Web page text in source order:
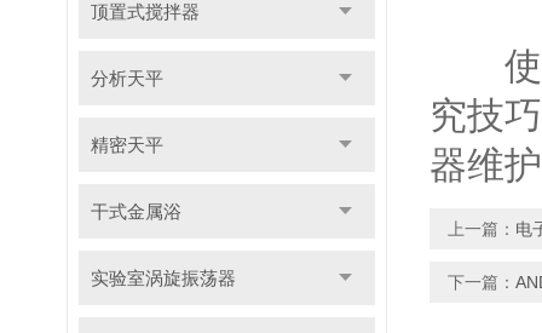
顶置式搅拌器
分析天平
精密天平
干式金属浴
实验室涡旋振荡器
使用
究技
器维
上一篇： 电
下一篇：